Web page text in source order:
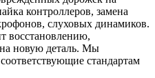
контроллеров, замена
слуховых динамиков.
восстановлению,
на новую деталь. Мы
стандартам